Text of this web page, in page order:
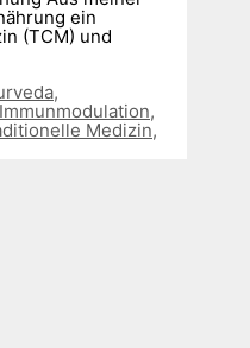
ein
(TCM) und
,
Immunmodulation,
Medizin,